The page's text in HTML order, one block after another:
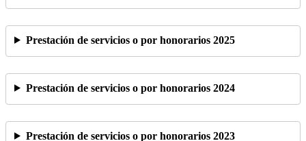
Prestación de servicios o por honorarios 2025
Prestación de servicios o por honorarios 2024
Prestación de servicios o por honorarios 2023